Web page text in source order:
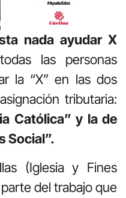
nada ayudar X
las personas
la “X” en las dos
tributaria:
Católica” y la de
Social”.
(Iglesia y Fines
del trabajo que